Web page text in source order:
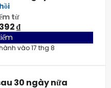
từ
₫
vào 17 thg 8
30 ngày nữa